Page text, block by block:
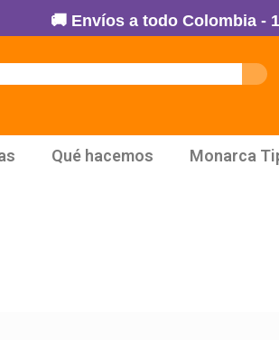
🚚 Envíos a todo Colombia -
Qué hacemos Monarca